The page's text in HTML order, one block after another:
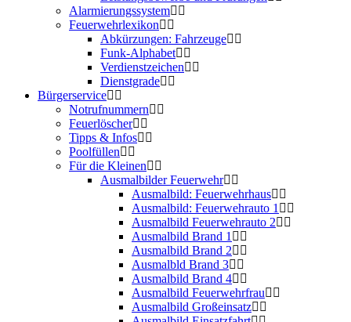
Alarmierungssystem
Feuerwehrlexikon
Abkürzungen: Fahrzeuge
Funk-Alphabet
Verdienstzeichen
Dienstgrade
Bürgerservice
Notrufnummern
Feuerlöscher
Tipps & Infos
Poolfüllen
Für die Kleinen
Ausmalbilder Feuerwehr
Ausmalbild: Feuerwehrhaus
Ausmalbild: Feuerwehrauto 1
Ausmalbild Feuerwehrauto 2
Ausmalbild Brand 1
Ausmalbild Brand 2
Ausmalbld Brand 3
Ausmalbild Brand 4
Ausmalbild Feuerwehrfrau
Ausmalbild Großeinsatz